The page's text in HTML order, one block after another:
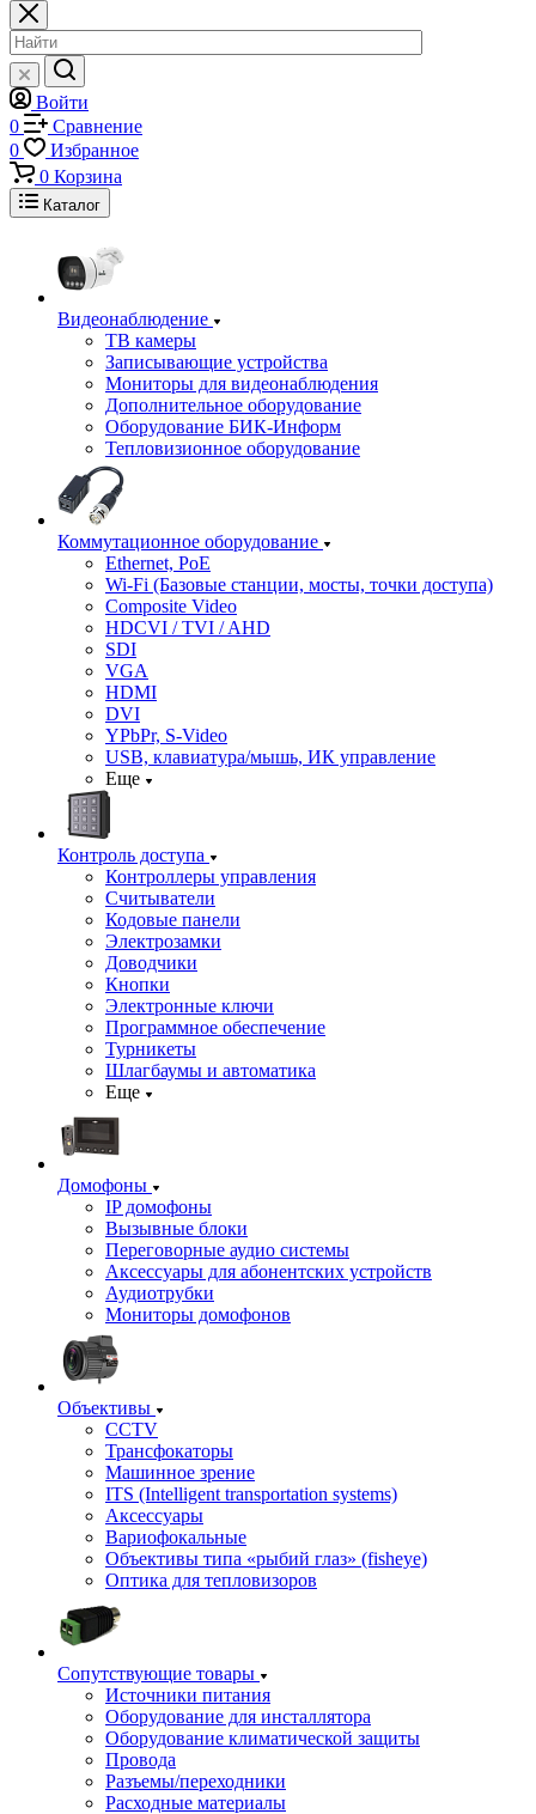
Войти
0
Сравнение
0
Избранное
0 Корзина
Каталог
Видеонаблюдение
ТВ камеры
Записывающие устройства
Мониторы для видеонаблюдения
Дополнительное оборудование
Оборудование БИК-Информ
Тепловизионное оборудование
Коммутационное оборудование
Ethernet, PoE
Wi-Fi (Базовые станции, мосты, точки доступа)
Composite Video
HDCVI / TVI / AHD
SDI
VGA
HDMI
DVI
YPbPr, S-Video
USB, клавиатура/мышь, ИК управление
Еще
Контроль доступа
Контроллеры управления
Считыватели
Кодовые панели
Электрозамки
Доводчики
Кнопки
Электронные ключи
Программное обеспечение
Турникеты
Шлагбаумы и автоматика
Еще
Домофоны
IP домофоны
Вызывные блоки
Переговорные аудио системы
Аксессуары для абонентских устройств
Аудиотрубки
Мониторы домофонов
Объективы
CCTV
Трансфокаторы
Машинное зрение
ITS (Intelligent transportation systems)
Аксессуары
Вариофокальные
Объективы типа «рыбий глаз» (fisheye)
Оптика для тепловизоров
Сопутствующие товары
Источники питания
Оборудование для инсталлятора
Оборудование климатической защиты
Провода
Разъемы/переходники
Расходные материалы